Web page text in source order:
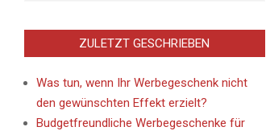
ZULETZT GESCHRIEBEN
Was tun, wenn Ihr Werbegeschenk nicht
den gewünschten Effekt erzielt?
Budgetfreundliche Werbegeschenke für